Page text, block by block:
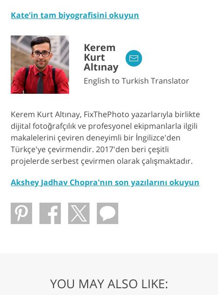
Kate'in tam biyografisini okuyun
Kerem
Kurt
Altınay
English to Turkish Translator
Kerem Kurt Altınay, FixThePhoto yazarlarıyla birlikte
dijital fotoğrafçılık ve profesyonel ekipmanlarla ilgili
makalelerini çeviren deneyimli bir İngilizce'den
Türkçe'ye çevirmendir. 2017'den beri çeşitli
projelerde serbest çevirmen olarak çalışmaktadır.
Akshey Jadhav Chopra'nın son yazılarını okuyun
YOU MAY ALSO LIKE: